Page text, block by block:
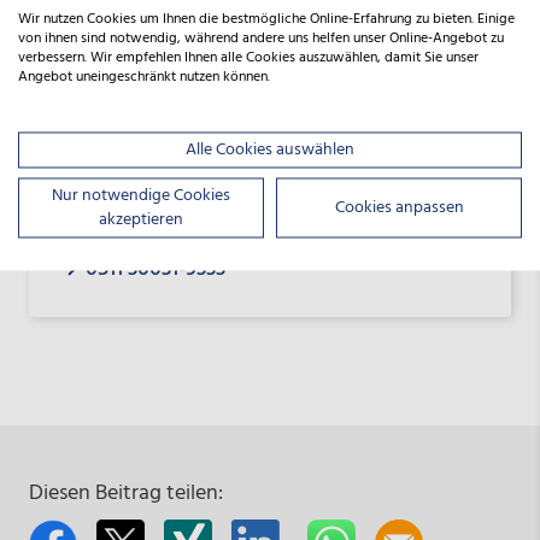
Förderberatung
beratung@nbank.de
0511 30031-9333
Diesen Beitrag teilen:
Wir nutzen Cookies um Ihnen die bestmögliche Online-Erfahrung zu bieten. Einige
von ihnen sind notwendig, während andere uns helfen unser Online-Angebot zu
verbessern. Wir empfehlen Ihnen alle Cookies auszuwählen, damit Sie unser
Angebot uneingeschränkt nutzen können.
Alle Cookies auswählen
Nur notwendige Cookies
akzeptieren
Cookies anpassen